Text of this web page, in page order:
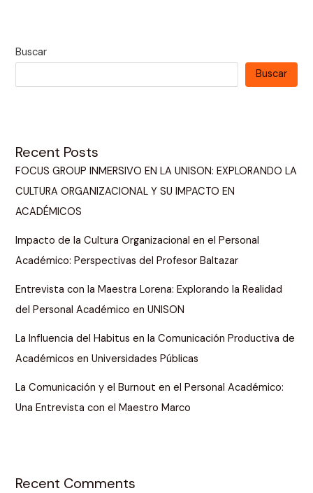
Buscar
Buscar
Recent Posts
FOCUS GROUP INMERSIVO EN LA UNISON: EXPLORANDO LA
CULTURA ORGANIZACIONAL Y SU IMPACTO EN
ACADÉMICOS
Impacto de la Cultura Organizacional en el Personal
Académico: Perspectivas del Profesor Baltazar
Entrevista con la Maestra Lorena: Explorando la Realidad
del Personal Académico en UNISON
La Influencia del Habitus en la Comunicación Productiva de
Académicos en Universidades Públicas
La Comunicación y el Burnout en el Personal Académico:
Una Entrevista con el Maestro Marco
Recent Comments